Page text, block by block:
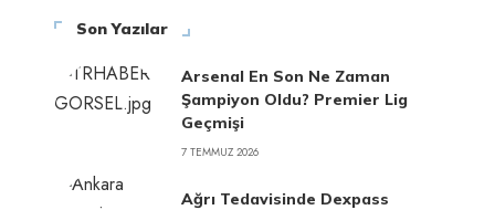
Son Yazılar
Arsenal En Son Ne Zaman
Şampiyon Oldu? Premier Lig
Geçmişi
7 TEMMUZ 2026
Ağrı Tedavisinde Dexpass